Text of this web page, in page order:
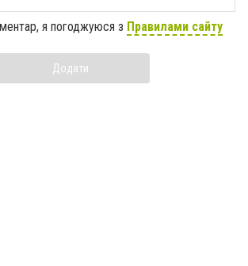
я погоджуюся з Правилами сайту
Додати